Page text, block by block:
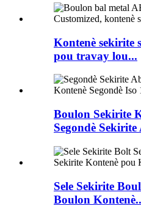
Kontenè sekirite
pou travay lou...
Boulon Sekirite
Segondè Sekirite
Sele Sekirite
Boulon